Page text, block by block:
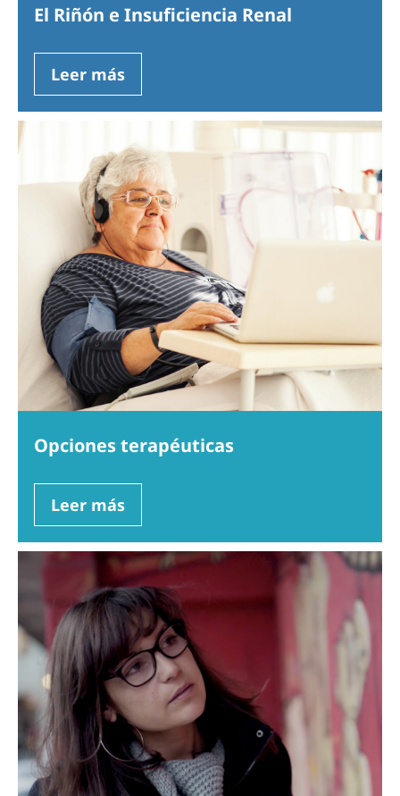
El Riñón e Insuficiencia Renal
Leer más
Opciones terapéuticas
Leer más